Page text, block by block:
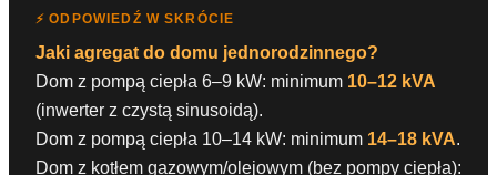
⚡ ODPOWIEDŹ W SKRÓCIE
Jaki agregat do domu jednorodzinnego?
Dom z pompą ciepła 6–9 kW: minimum 10–12 kVA
(inwerter z czystą sinusoidą).
Dom z pompą ciepła 10–14 kW: minimum 14–18 kVA.
Dom z kotłem gazowym/olejowym (bez pompy ciepła):